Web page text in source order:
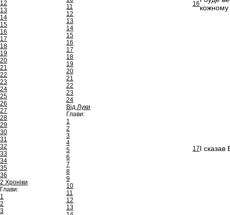
12
13
14
15
16
17
18
19
20
21
22
23
24
25
26
27
28
29
30
31
32
33
34
35
36
2 Хроніки
Глави:
1
2
3
11
12
13
14
15
16
17
18
19
20
21
22
23
24
Від Луки
Глави:
1
2
3
4
5
6
7
8
9
10
11
12
13
16кожному
17І